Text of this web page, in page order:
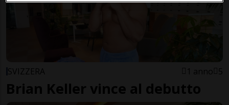
SVIZZERA 1 anno 5
Brian Keller vince al debutto